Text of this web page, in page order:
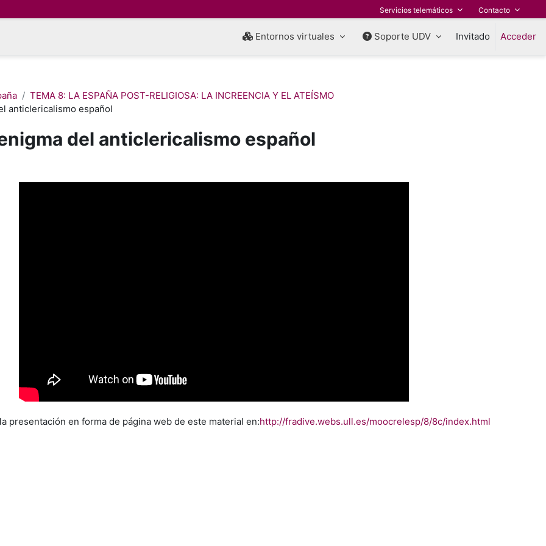
Servicios telemáticos Contacto
Entornos virtuales Soporte UDV Invitado Acceder
TEMA 8: LA ESPAÑA POST-RELIGIOSA: LA INCREENCIA Y EL ATEÍSMO
anticlericalismo español
del anticlericalismo español
presentación en forma de página web de este material en:http://fradive.webs.ull.es/moocrelesp/8/8c/index.html